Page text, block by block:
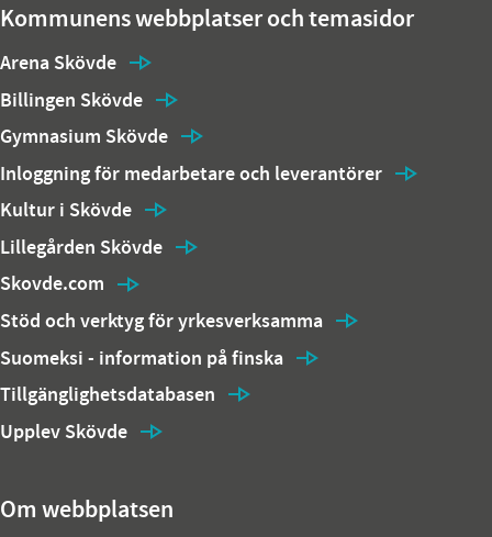
Kommunens webbplatser och temasidor
Arena Skövde
Billingen Skövde
Gymnasium Skövde
Inloggning för medarbetare och leverantörer
Kultur i Skövde
Lillegården Skövde
Skovde.com
Stöd och verktyg för yrkesverksamma
Suomeksi - information på finska
Tillgänglighetsdatabasen
Upplev Skövde
Om webbplatsen